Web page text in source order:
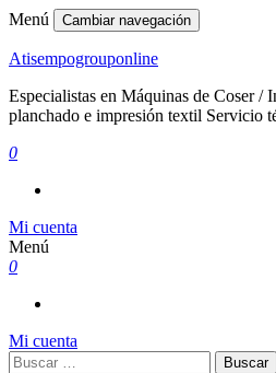
Menú Cambiar navegación
Atisempogrouponline
Especialistas en Máquinas de Coser /
planchado e impresión textil Servicio
0
Mi cuenta
Menú
0
Mi cuenta
Buscar: